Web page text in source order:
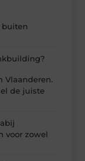
buiten
Vlaanderen.
de juiste
voor zowel